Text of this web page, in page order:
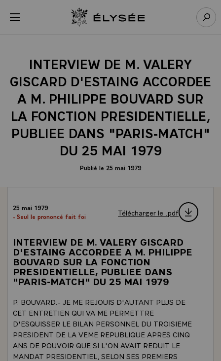
menu Retour à l’accueil Élysée
INTERVIEW DE M. VALERY
GISCARD D'ESTAING ACCORDEE
A M. PHILIPPE BOUVARD SUR
LA FONCTION PRESIDENTIELLE,
PUBLIEE DANS "PARIS-MATCH"
DU 25 MAI 1979
Publié le 25 mai 1979
25 mai 1979
- Seul le prononcé fait foi
Télécharger le .pdf
INTERVIEW DE M. VALERY GISCARD
D'ESTAING ACCORDEE A M. PHILIPPE
BOUVARD SUR LA FONCTION
PRESIDENTIELLE, PUBLIEE DANS
"PARIS-MATCH" DU 25 MAI 1979
P. BOUVARD.- JE ME REJOUIS D'AUTANT PLUS DE
CET ENTRETIEN QUI VA ME PERMETTRE
D'ESQUISSER LE BILAN PERSONNEL DU TROISIEME
PRESIDENT DE LA VEME REPUBLIQUE APRES CINQ
ANS DE POUVOIR QUE SI L'ON AVAIT REDUIT LE
MANDAT PRESIDENTIEL, SELON SES PREMIERS
Panneau de gestion des cookies